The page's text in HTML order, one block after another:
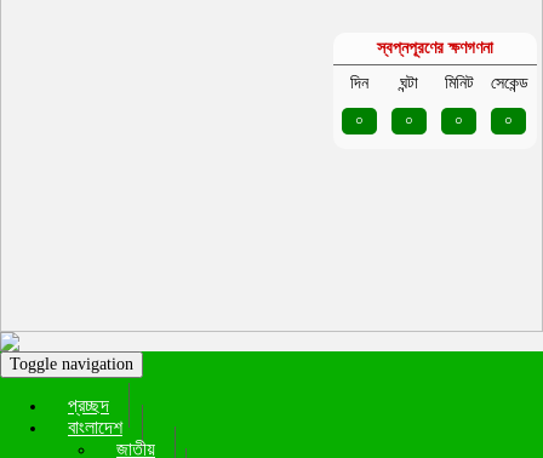
Toggle navigation
প্রচ্ছদ
বাংলাদেশ
জাতীয়
স্বপ্নপূরণের ক্ষণগণনা
দিন
ঘন্টা মিনিট
সেকেন্ড
০
০ ০ ০